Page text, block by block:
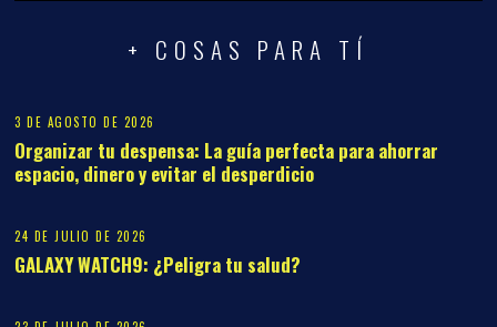
+ COSAS PARA TÍ
3 DE AGOSTO DE 2026
Organizar tu despensa: La guía perfecta para ahorrar
espacio, dinero y evitar el desperdicio
24 DE JULIO DE 2026
GALAXY WATCH9: ¿Peligra tu salud?